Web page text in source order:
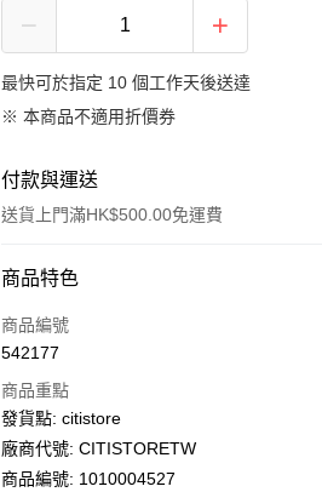
最快可於指定 10 個工作天後送達
※ 本商品不適用折價券
付款與運送
送貨上門滿HK$500.00免運費
付款方式
信用卡
PayMe
WeChat Pay
商品特色
商品編號
542177
商品重點
發貨點: citistore
廠商代號: CITISTORETW
商品編號: 1010004527